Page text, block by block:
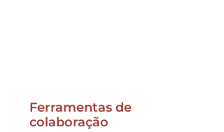
Ferramentas de
colaboração